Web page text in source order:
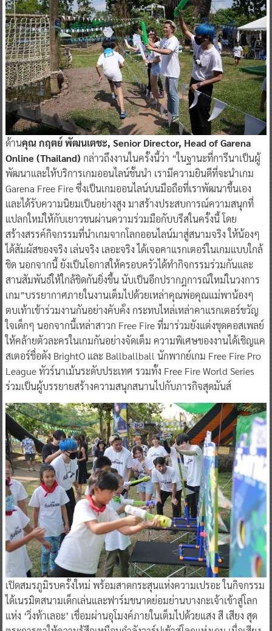
ด้านคุณ กฤตย์ พัฒนเตชะ, Senior Director, Head of Garena
Online (Thailand) กล่าวถึงงานในครั้งนี้ว่า “ในฐานะที่การีนาเป็นผู้
พัฒนาและให้บริการเกมออนไลน์ชั้นนำ เรามีความยินดีที่จะนำเกม
Garena Free Fire ซึ่งเป็นเกมออนไลน์บนมือถือที่เราพัฒนาขึ้นเอง
และได้รับความนิยมเป็นอย่างสูง มาสร้างประสบการณ์ความสนุกที่
แปลกใหม่ให้กับเยาวชนผ่านความร่วมมือกับบรีสในครั้งนี้ โดย
สร้างสรรค์กิจกรรมที่นำเกมจากโลกออนไลน์มาสู่สนามจริง ให้น้องๆ
ได้สัมผัสของจริง เล่นจริง เลอะจริง ได้เจอคาแรกเตอร์ในเกมแบบใกล้
ชิด นอกจากนี้ ยังเป็นโอกาสให้ครอบครัวได้ทำกิจกรรมร่วมกันและ
สานสัมพันธ์ให้ใกล้ชิดกันยิ่งขึ้น นับเป็นอีกปรากฎการณ์ใหม่ในวงการ
เกม”บรรยากาศภายในงานเต็มไปด้วยเหล่าคุณพ่อคุณแม่พาน้องๆ
ตบเท้าเข้าร่วมงานกันอย่างคับคั่ง กระทบไหล่เหล่าคาแรกเตอร์ขวัญ
ใจเด็กๆ นอกจากนี้เหล่าสาวก Free Fire ที่มาร่วมยังแต่งชุดคอสเพลย์
ให้คล้ายตัวละครในเกมกันอย่างจัดเต็ม ความพิเศษของงานได้เชิญแค
สเตอร์ชื่อดัง BrightO และ Ballballball นักพากย์เกม Free Fire Pro
League ทัวร์นาเม้นระดับประเทศ รวมทั้ง Free Fire World Series
ร่วมเป็นผู้บรรยายสร้างความสนุกสนานไปกับภารกิจสุดมันส์
เปิดสมรภูมิรบครั้งใหม่ พร้อมสาดกระสุนแห่งความเปรอะ ในกิจกรรม
ได้เนรมิตสนามเด็กเล่นและฟาร์มขนาดย่อมย่านบางกะเจ้าเข้าสู่โลก
แห่ง ‘วิ่งท้าเลอะ’ เชื่อมผ่านอุโมงค์ภายในเต็มไปด้วยแสง สี เสียง สุด